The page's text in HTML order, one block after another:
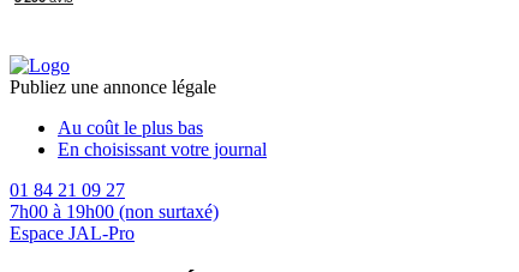
Publiez une annonce légale
Au coût le plus bas
En choisissant votre journal
01 84 21 09 27
7h00 à 19h00 (non surtaxé)
Espace JAL-Pro